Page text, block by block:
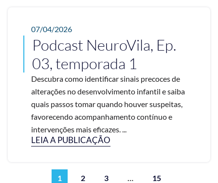
07/04/2026
Podcast NeuroVila, Ep.
03, temporada 1
Descubra como identificar sinais precoces de
alterações no desenvolvimento infantil e saiba
quais passos tomar quando houver suspeitas,
favorecendo acompanhamento contínuo e
intervenções mais eficazes. ...
LEIA A PUBLICAÇÃO
1 2 3 15